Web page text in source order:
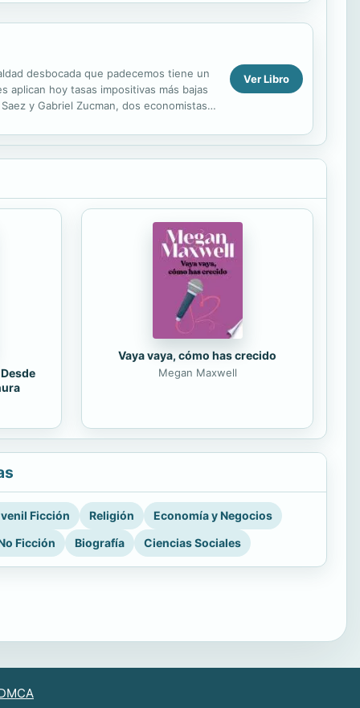
desbocada que padecemos tiene un
aplican hoy tasas impositivas más bajas
y Gabriel Zucman, dos economistas
Ver Libro
Vaya vaya, cómo has crecido
Megan Maxwell
Ficción Religión
Economía y Negocios
Ficción
Biografía Ciencias Sociales